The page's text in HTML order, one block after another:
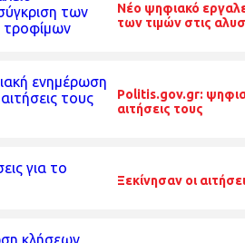
Nέο ψηφιακό
των τιμών στις
Politis.gov.gr:
αιτήσεις τους
Ξεκίνησαν οι